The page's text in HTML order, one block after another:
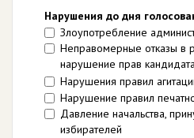
Нарушения до дня
Злоупотребление
Неправомерные отказы в
нарушение прав кандидата
Нарушения правил
Нарушение правил
Давление начальства,
избирателей